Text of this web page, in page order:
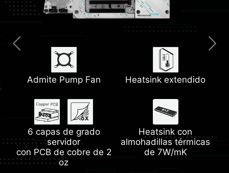
Admite Pump Fan Heatsink extendido
6 capas de grado
servidor
con PCB de cobre de 2
oz
Heatsink con
almohadillas térmicas
de 7W/mK
velocidad
Lightning Gen 5
PCIe y M.2 Slot
Última memoria DDR5
Clear CMOS y
Blindaje de E/S
Steel Armor EZ Debug LED